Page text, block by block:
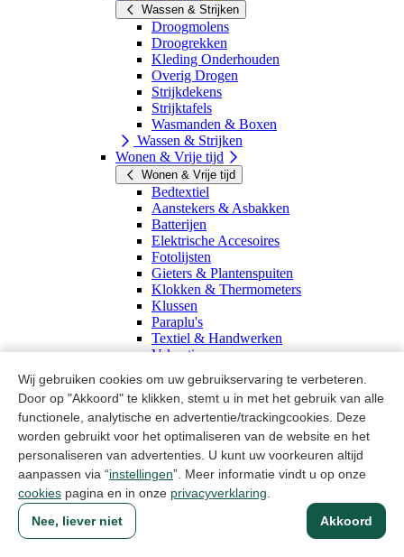
Wij gebruiken cookies om uw gebruikservaring te verbeteren.
Door op "Akkoord" te klikken, stemt u in met het gebruik van alle
functionele, analytische en advertentie/trackingcookies. Deze
worden gebruikt voor het optimaliseren van de website en het
personaliseren van advertenties. U kunt uw voorkeuren altijd
aanpassen via “instellingen”. Meer informatie vindt u op onze
cookies pagina en in onze privacyverklaring
Akkoord
Nee, liever niet
Wassen & Strijken
Droogmolens
Droogrekken
Kleding Onderhouden
Overig Drogen
Strijkdekens
Strijktafels
Wasmanden & Boxen
Wassen & Strijken
Wonen & Vrije tijd
Wonen & Vrije tijd
Bedtextiel
Aanstekers & Asbakken
Batterijen
Elektrische Accesoires
Fotolijsten
Gieters & Plantenspuiten
Klokken & Thermometers
Klussen
Paraplu's
Textiel & Handwerken
Vakantie
Huishoudelijke artikelen
Kantoorartikelen
Kantoorartikelen
Papier & Schrijven
Papier & Schrijven
Kantoor
Opbergen